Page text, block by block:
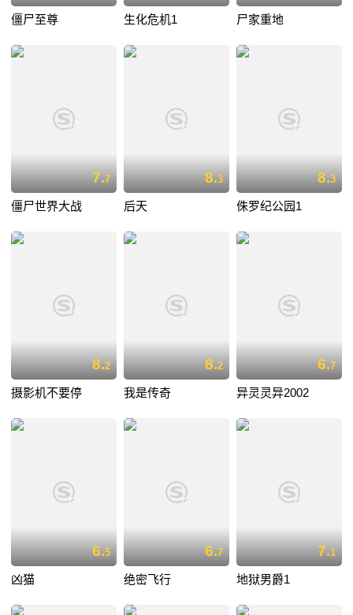
僵尸至尊 生化危机1 尸家重地
7.7
僵尸世界大战
8.3
后天
8.3
侏罗纪公园1
8.2
摄影机不要停
8.2
我是传奇
6.7
异灵灵异2002
6.5
凶猫
6.7
绝密飞行
7.1
地狱男爵1